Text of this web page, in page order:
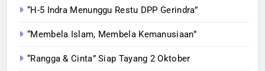
“H-5 Indra Menunggu Restu DPP Gerindra”
“Membela Islam, Membela Kemanusiaan”
“Rangga & Cinta” Siap Tayang 2 Oktober